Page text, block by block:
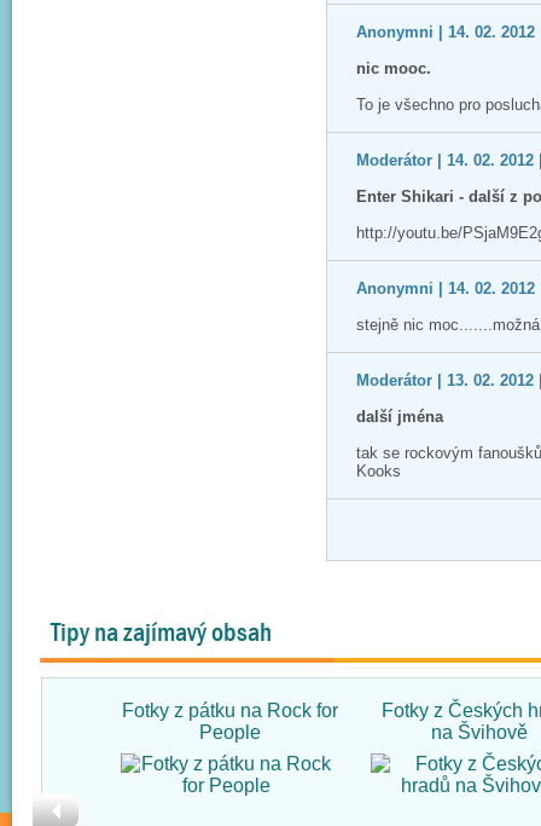
Anonymni | 14. 02. 2012
nic mooc.
To je všechno pro
Moderátor | 14. 02. 2012
Enter Shikari - další z
http://youtu.be/
Anonymni | 14. 02. 2012
stejně nic
Moderátor | 13. 02. 2012
další jména
tak se rockovým
Kooks
Tipy na zajímavý obsah
Fotky z pátku na Rock for
People
Fotky z Českých
na Švihově